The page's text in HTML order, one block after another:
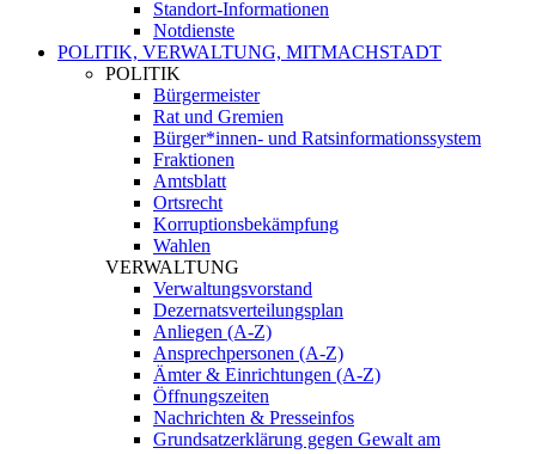
Standort-Informationen
Notdienste
POLITIK, VERWALTUNG, MITMACHSTADT
POLITIK
Bürgermeister
Rat und Gremien
Bürger*innen- und Ratsinformationssystem
Fraktionen
Amtsblatt
Ortsrecht
Korruptionsbekämpfung
Wahlen
VERWALTUNG
Verwaltungsvorstand
Dezernatsverteilungsplan
Anliegen (A-Z)
Ansprechpersonen (A-Z)
Ämter & Einrichtungen (A-Z)
Öffnungszeiten
Nachrichten & Presseinfos
Grundsatzerklärung gegen Gewalt am